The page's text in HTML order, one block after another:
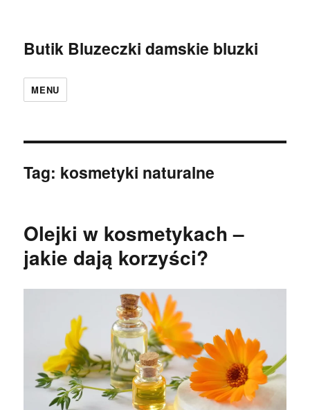
Butik Bluzeczki damskie bluzki
MENU
Tag: kosmetyki naturalne
Olejki w kosmetykach –
jakie dają korzyści?